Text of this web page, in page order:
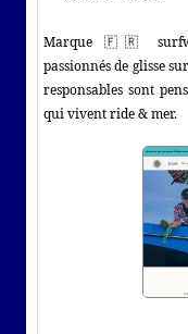
Marque 🇫🇷
passionnés de glisse
responsables sont
qui vivent ride & mer.